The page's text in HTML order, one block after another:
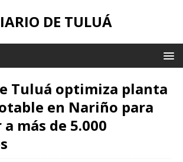
DE TULUÁ
Tuluá optimiza planta
en Nariño para
más de 5.000